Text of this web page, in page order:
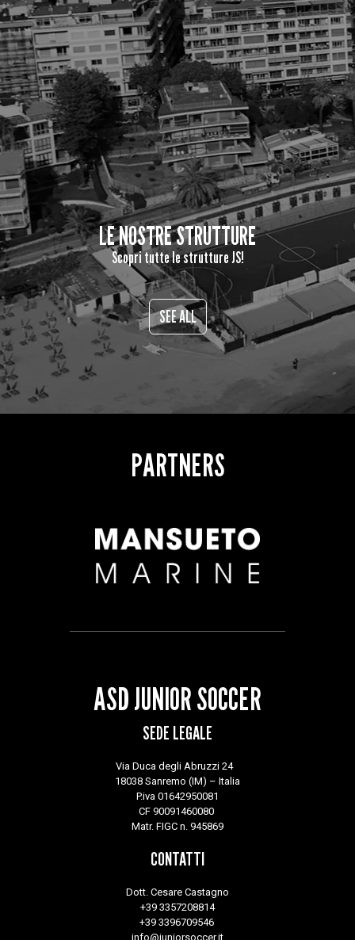
LE NOSTRE STRUTTURE
Scopri tutte le strutture JS!
SEE ALL
PARTNERS
ASD JUNIOR SOCCER
SEDE LEGALE
Via Duca degli Abruzzi 24
18038 Sanremo (IM) – Italia
P.iva 01642950081
CF 90091460080
Matr. FIGC n. 945869
CONTATTI
Dott. Cesare Castagno
+39 3357208814
+39 3396709546
info@juniorsoccer.it